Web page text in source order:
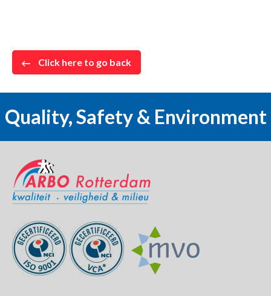
Click here to go back
Quality, Safety & Environment